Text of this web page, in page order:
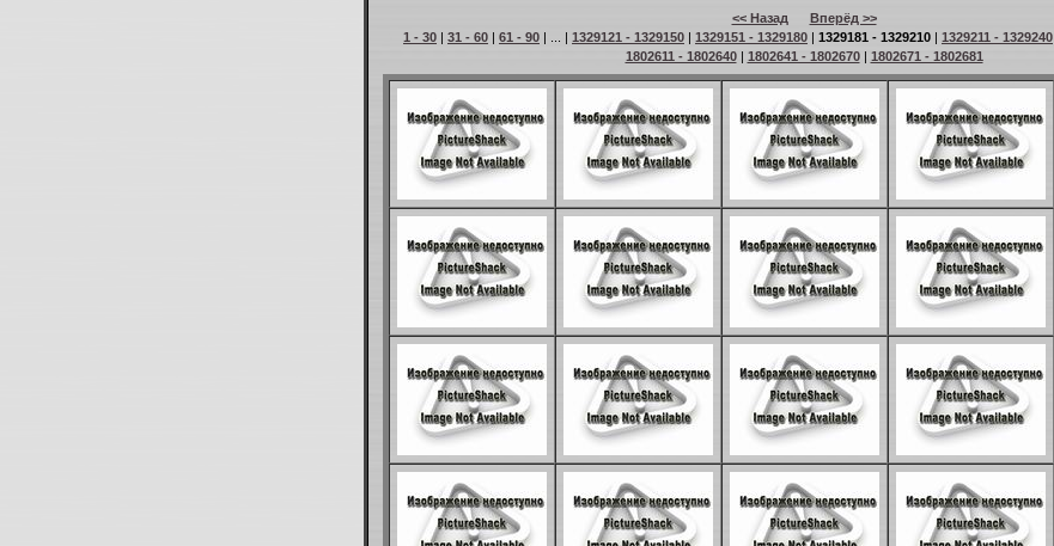
<< Назад
Вперёд >>
1 - 30 | 31 - 60 | 61 - 90 | ... | 1329121 - 1329150 | 1329151 - 1329180 | 1329181 - 1329210 | 1329211 - 1329240
1802611 - 1802640| 1802641 - 1802670| 1802671 - 1802681